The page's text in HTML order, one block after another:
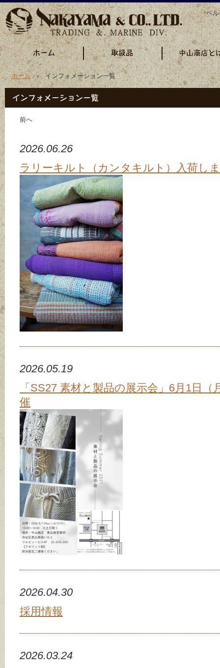
ペ
ホーム› インフォメーション一覧
前へ
2026.06.26
ラリーキルト（カンタキルト）入荷し
2026.05.19
「SS27 素材と製品の展示会」6月1日（
催
2026.04.30
採用情報
2026.03.24